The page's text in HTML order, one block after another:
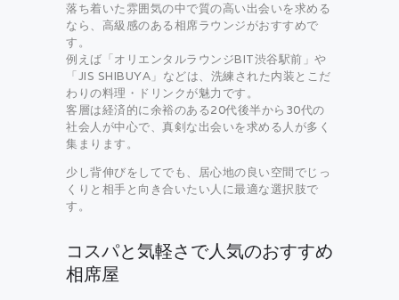
落ち着いた雰囲気の中で質の高い出会いを求める
なら、高級感のある相席ラウンジがおすすめで
す。
例えば「オリエンタルラウンジBIT渋谷駅前」や
「JIS SHIBUYA」などは、洗練された内装とこだ
わりの料理・ドリンクが魅力です。
客層は経済的に余裕のある20代後半から30代の
社会人が中心で、真剣な出会いを求める人が多く
集まります。
少し背伸びをしてでも、居心地の良い空間でじっ
くりと相手と向き合いたい人に最適な選択肢で
す。
コスパと気軽さで人気のおすすめ
相席屋